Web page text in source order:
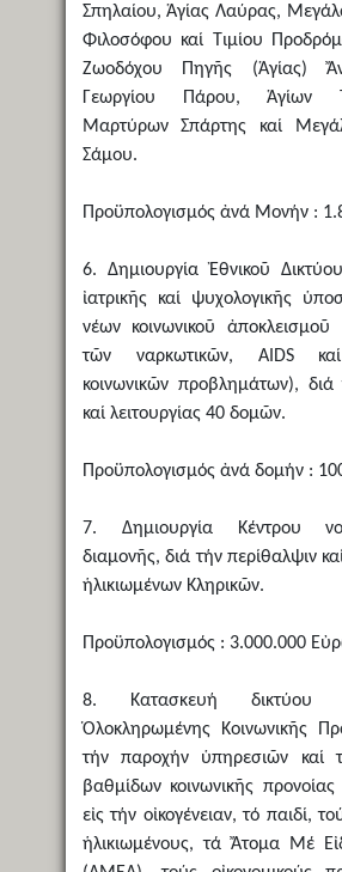
Σπηλαίου, Ἁγίας Λαύρας,
Φιλοσόφου καί Τιμίου
Ζωοδόχου Πηγῆς (Ἁγίας)
Γεωργίου Πάρου, Ἁγίων
Μαρτύρων Σπάρτης καί
Σάμου.
Προϋπολογισμός ἀνά Μονήν :
6. Δημιουργία Ἐθνικοῦ
ἰατρικῆς καί ψυχολογικῆς
νέων κοινωνικοῦ ἀποκλεισμοῦ
τῶν ναρκωτικῶν, AIDS
κοινωνικῶν προβλημάτων),
καί λειτουργίας 40 δομῶν.
Προϋπολογισμός ἀνά δομήν :
7. Δημιουργία Κέντρου
διαμονῆς, διά τήν περίθαλψιν
ἡλικιωμένων Κληρικῶν.
Προϋπολογισμός : 3.000.000
8. Κατασκευή δικτύου
Ὁλοκληρωμένης Κοινωνικῆς
τήν παροχήν ὑπηρεσιῶν καί
βαθμίδων κοινωνικῆς προνοίας
εἰς τήν οἰκογένειαν, τό παιδί,
ἡλικιωμένους, τά Ἄτομα Μέ